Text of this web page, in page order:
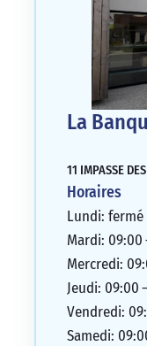
La
11 IMPASSE
Horaires
Lundi: fermé
Mardi: 09:00
Mercredi:
Jeudi: 09:00
Vendredi:
Samedi: